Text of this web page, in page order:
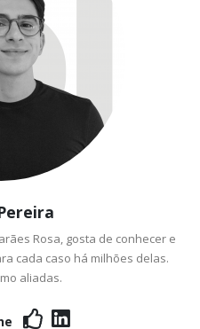
Rosa, gosta de conhecer e
cada caso há milhões delas.
aliadas.